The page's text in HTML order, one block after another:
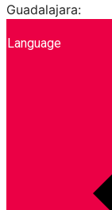
Guadalajara: